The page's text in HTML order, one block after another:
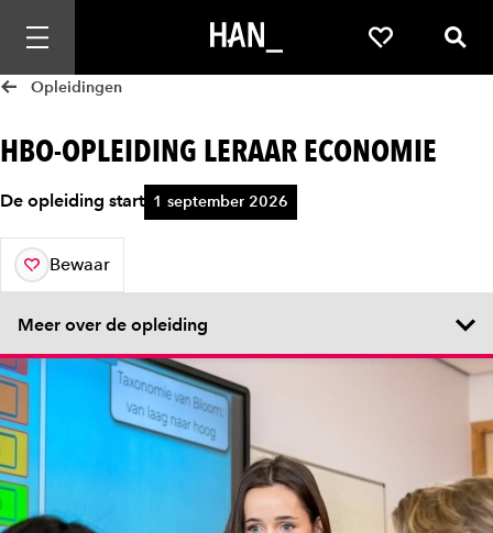
Mobiele navigatie openen Favorieten
Opleidingen
HBO-OPLEIDING LERAAR ECONOMIE
De opleiding start 1 september 2026
Bewaar
aan je favorieten
Meer over de opleiding